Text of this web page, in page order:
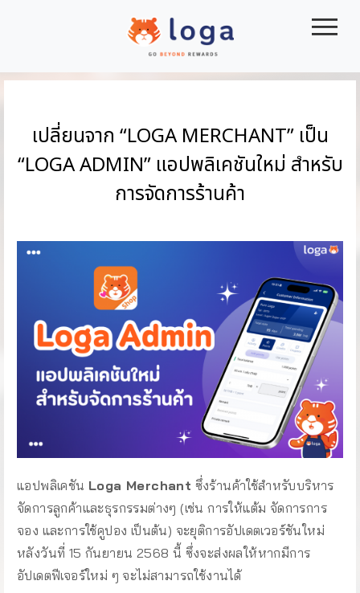
|||
เปลี่ยนจาก “LOGA MERCHANT” เป็น
“LOGA ADMIN” แอปพลิเคชันใหม่ สำหรับ
การจัดการร้านค้า
แอปพลิเคชัน Loga Merchant ซึ่งร้านค้าใช้สำหรับบริหาร
จัดการลูกค้าและธุรกรรมต่างๆ (เช่น การให้แต้ม จัดการการ
จอง และการใช้คูปอง เป็นต้น) จะยุติการอัปเดตเวอร์ชันใหม่
หลังวันที่ 15 กันยายน 2568 นี้ ซึ่งจะส่งผลให้หากมีการ
อัปเดตฟีเจอร์ใหม่ ๆ จะไม่สามารถใช้งานได้